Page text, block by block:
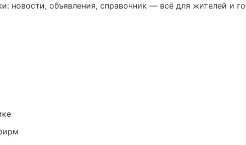
новости, объявления, справочник — всё для жителей и